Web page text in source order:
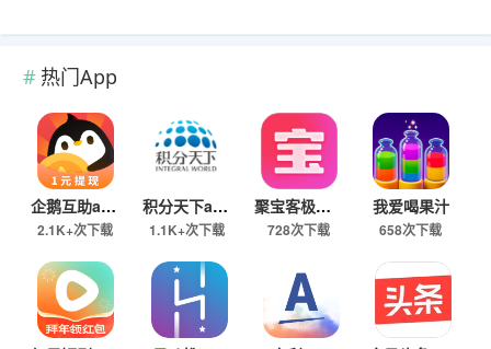
热门App
企鹅互助app
2.1K+次下载
积分天下app
1.1K+次下载
聚宝客极速版
728次下载
我爱喝果汁
658次下载